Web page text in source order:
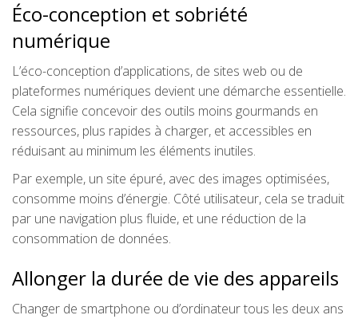
Éco-conception et sobriété
numérique
L’éco-conception d’applications, de sites web ou de
plateformes numériques devient une démarche essentielle.
Cela signifie concevoir des outils moins gourmands en
ressources, plus rapides à charger, et accessibles en
réduisant au minimum les éléments inutiles.
Par exemple, un site épuré, avec des images optimisées,
consomme moins d’énergie. Côté utilisateur, cela se traduit
par une navigation plus fluide, et une réduction de la
consommation de données.
Allonger la durée de vie des appareils
Changer de smartphone ou d’ordinateur tous les deux ans